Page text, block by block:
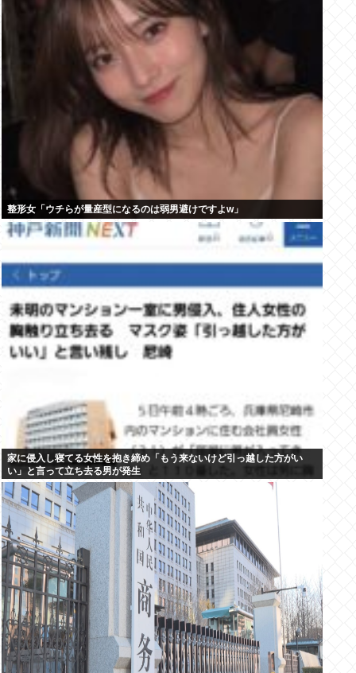
整形女「ウチらが量産型になるのは弱男避けですよw」
家に侵入し寝てる女性を抱き締め「もう来ないけど引っ越した方がい
い」と言って立ち去る男が発生